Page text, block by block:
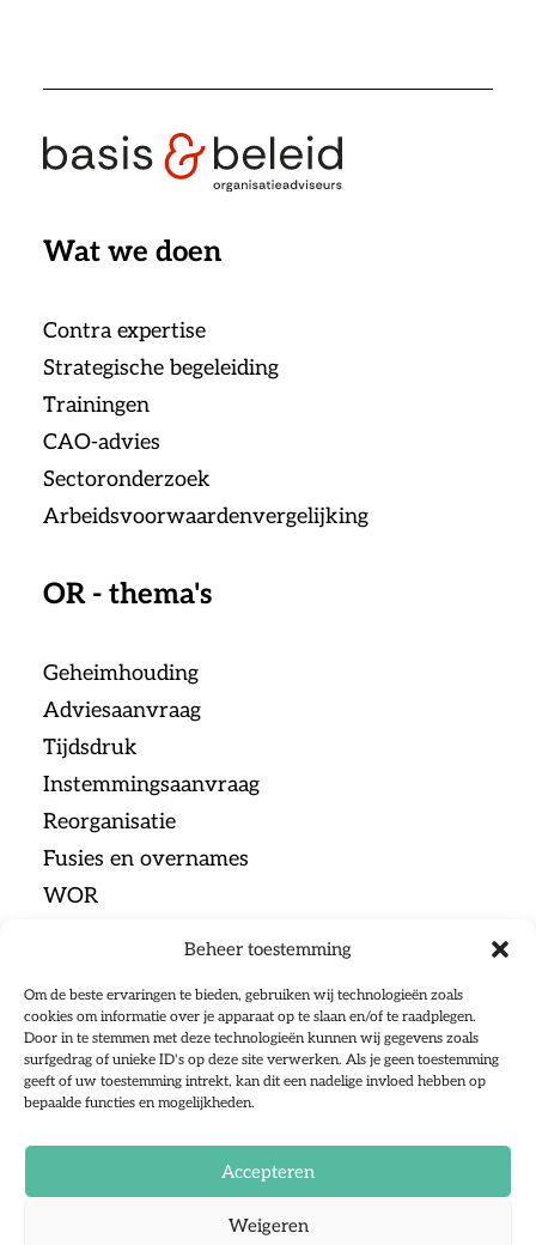
Beheer toestemming
Om de beste ervaringen te bieden, gebruiken wij technologieën zoals
cookies om informatie over je apparaat op te slaan en/of te raadplegen.
Door in te stemmen met deze technologieën kunnen wij gegevens zoals
surfgedrag of unieke ID's op deze site verwerken. Als je geen toestemming
geeft of uw toestemming intrekt, kan dit een nadelige invloed hebben op
bepaalde functies en mogelijkheden.
Accepteren
Weigeren
Wat we doen
Contra expertise
Strategische begeleiding
Trainingen
CAO-advies
Sectoronderzoek
Arbeidsvoorwaardenvergelijking
OR - thema's
Geheimhouding
Adviesaanvraag
Tijdsdruk
Instemmingsaanvraag
Reorganisatie
Fusies en overnames
WOR
Home
Ondernemingsraden
Alle artikelen